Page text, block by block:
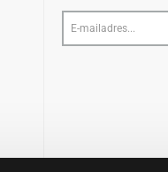
E-
mailadres...